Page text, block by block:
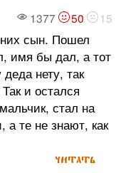
1377 50 15
сын. Пошел
имя бы дал, а тот
деда нету, так
и остался
стал на
а те не знают, как
читать